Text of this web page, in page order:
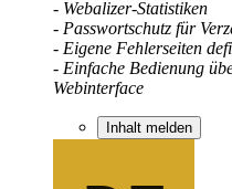
- Webalizer-Statistiken
- Passwortschutz für
- Eigene Fehlerseiten
- Einfache Bedienung
Webinterface
Inhalt melden